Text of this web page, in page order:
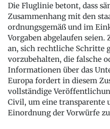
Die Fluglinie betont, dass
Zusammenhang mit den
ordnungsgemäß und im
Vorgaben abgelaufen
an, sich rechtliche Schritte
vorzubehalten, die falsche
Informationen über das
Europa fordert in diesem
vollständige
Civil, um eine transparente
Einordnung der Vorwürfe